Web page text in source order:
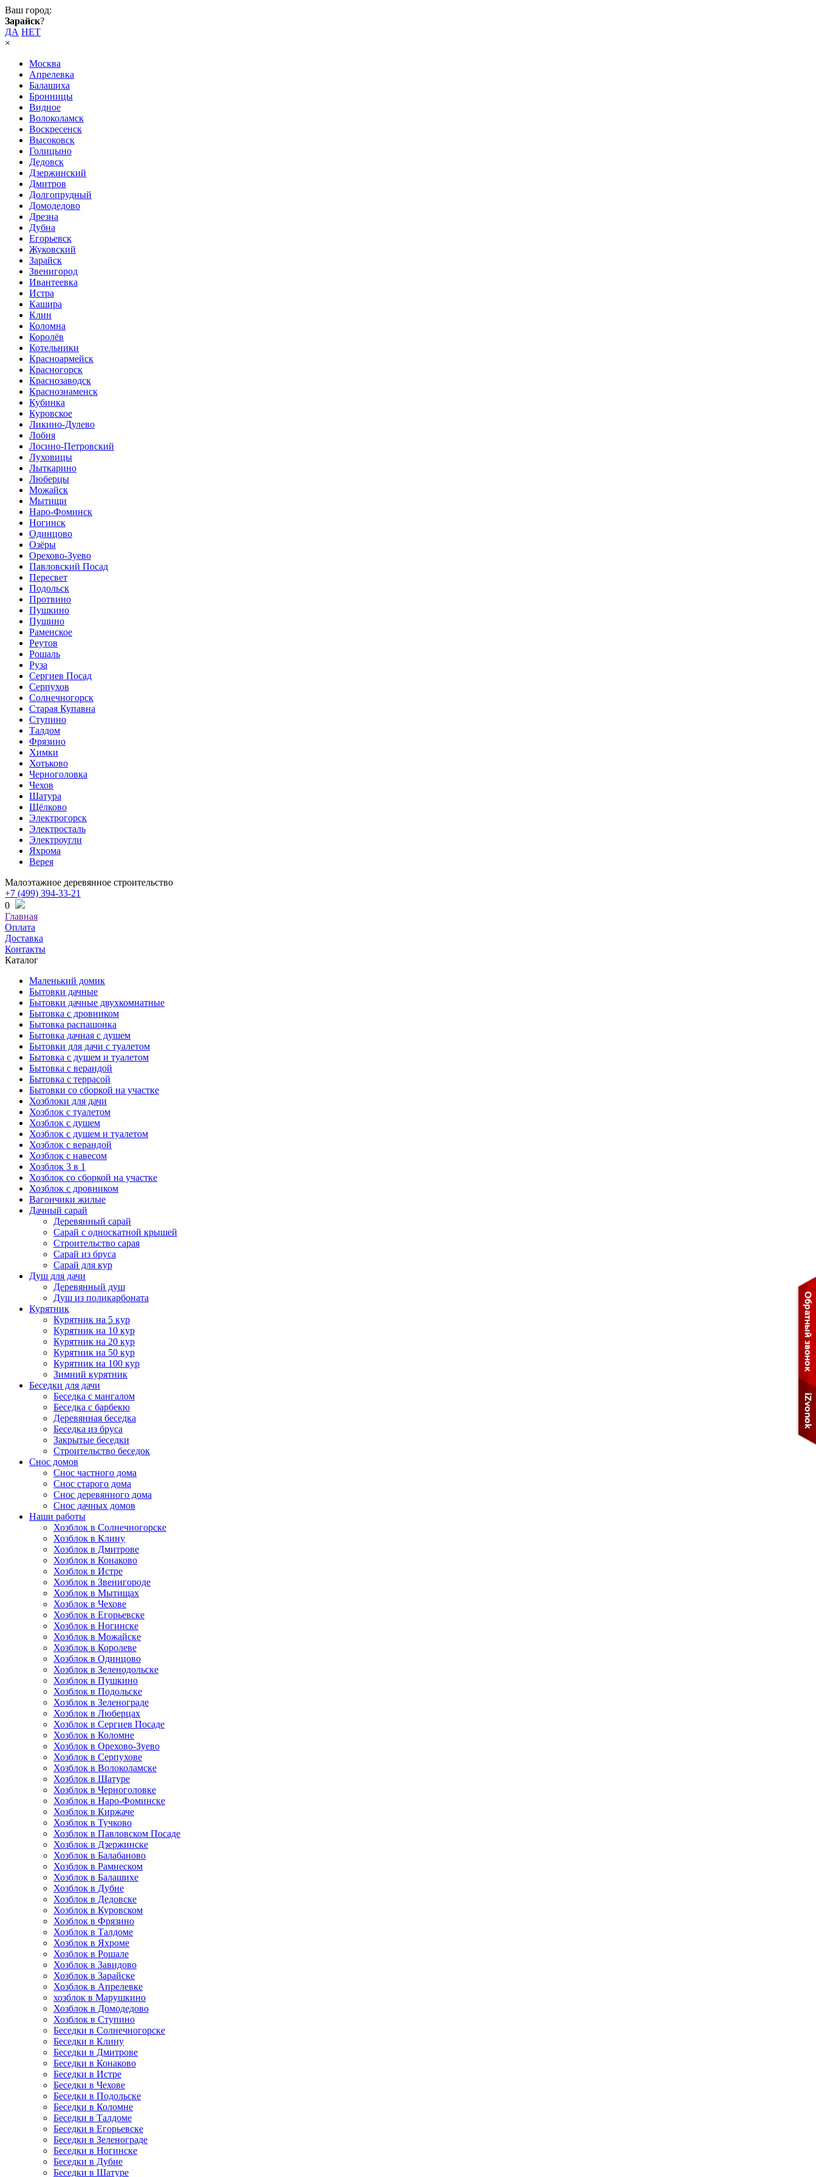
Ваш город:
Зарайск?
ДА НЕТ
×
Москва
Апрелевка
Балашиха
Бронницы
Видное
Волоколамск
Воскресенск
Высоковск
Голицыно
Дедовск
Дзержинский
Дмитров
Долгопрудный
Домодедово
Дрезна
Дубна
Егорьевск
Жуковский
Зарайск
Звенигород
Ивантеевка
Истра
Кашира
Клин
Коломна
Королёв
Котельники
Красноармейск
Красногорск
Краснозаводск
Краснознаменск
Кубинка
Куровское
Ликино-Дулево
Лобня
Лосино-Петровский
Луховицы
Лыткарино
Люберцы
Можайск
Мытищи
Наро-Фоминск
Ногинск
Одинцово
Озёры
Орехово-Зуево
Павловский Посад
Пересвет
Подольск
Протвино
Пушкино
Пущино
Раменское
Реутов
Рошаль
Руза
Сергиев Посад
Серпухов
Солнечногорск
Старая Купавна
Ступино
Талдом
Фрязино
Химки
Хотьково
Черноголовка
Чехов
Шатура
Щёлково
Электрогорск
Электросталь
Электроугли
Яхрома
Верея
Малоэтажное деревянное строительство
+7 (499) 394-33-21
0
Главная
Оплата
Доставка
Контакты
Каталог
Маленький домик
Бытовки дачные
Бытовки дачные двухкомнатные
Бытовка с дровником
Бытовка распашонка
Бытовка дачная с душем
Бытовки для дачи с туалетом
Бытовка с душем и туалетом
Бытовка с верандой
Бытовка с террасой
Бытовки со сборкой на участке
Хозблоки для дачи
Хозблок с туалетом
Хозблок с душем
Хозблок с душем и туалетом
Хозблок с верандой
Хозблок с навесом
Хозблок 3 в 1
Хозблок со сборкой на участке
Хозблок с дровником
Вагончики жилые
Дачный сарай
Деревянный сарай
Cарай с односкатной крышей
Строительство сарая
Сарай из бруса
Сарай для кур
Душ для дачи
Деревянный душ
Душ из поликарбоната
Курятник
Курятник на 5 кур
Курятник на 10 кур
Курятник на 20 кур
Курятник на 50 кур
Курятник на 100 кур
Зимний курятник
Беседки для дачи
Беседка с мангалом
Беседка с барбекю
Деревянная беседка
Беседка из бруса
Закрытые беседки
Строительство беседок
Снос домов
Снос частного дома
Снос старого дома
Снос деревянного дома
Снос дачных домов
Наши работы
Хозблок в Солнечногорске
Хозблок в Клину
Хозблок в Дмитрове
Хозблок в Конаково
Хозблок в Истре
Хозблок в Звенигороде
Хозблок в Мытищах
Хозблок в Чехове
Хозблок в Егорьевске
Хозблок в Ногинске
Хозблок в Можайске
Хозблок в Королеве
Хозблок в Одинцово
Хозблок в Зеленодольске
Хозблок в Пушкино
Хозблок в Подольске
Хозблок в Зеленограде
Хозблок в Люберцах
Хозблок в Сергиев Посаде
Хозблок в Коломне
Хозблок в Орехово-Зуево
Хозблок в Серпухове
Хозблок в Волоколамске
Хозблок в Шатуре
Хозблок в Черноголовке
Хозблок в Наро-Фоминске
Хозблок в Киржаче
Хозблок в Тучково
Хозблок в Павловском Посаде
Хозблок в Дзержинске
Хозблок в Балабаново
Хозблок в Рамнеском
Хозблок в Балашихе
Хозблок в Дубне
Хозблок в Дедовске
Хозблок в Куровском
Хозблок в Фрязино
Хозблок в Талдоме
Хозблок в Яхроме
Хозблок в Рошале
Хозблок в Завидово
Хозблок в Зарайске
Хозблок в Апрелевке
хозблок в Марушкино
Хозблок в Домодедово
Хозблок в Ступино
Беседки в Солнечногорске
Беседки в Клину
Беседки в Дмитрове
Беседки в Конаково
Беседки в Истре
Беседки в Чехове
Беседки в Подольске
Беседки в Коломне
Беседки в Талдоме
Беседки в Егорьевске
Беседки в Зеленограде
Беседки в Ногинске
Беседки в Дубне
Беседки в Шатуре